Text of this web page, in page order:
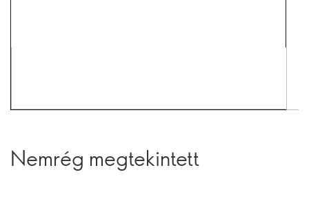
Nemrég megtekintett